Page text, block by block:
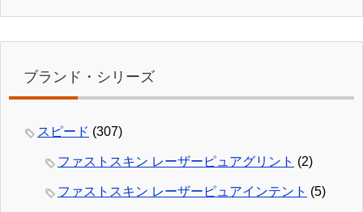
ブランド・シリーズ
スピード (307)
ファストスキン レーザーピュアグリント (2)
ファストスキン レーザーピュアインテント (5)